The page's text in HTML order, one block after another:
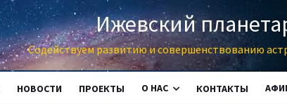
Ижевский
Содействуем развитию и совершенствованию
НОВОСТИ ПРОЕКТЫ О НАС КОНТАКТЫ